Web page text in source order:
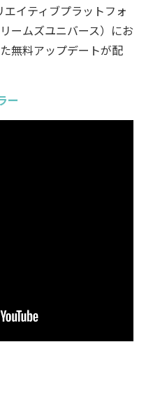
イティブプラットフォ
ームズユニバース）にお
無料アップデートが配
ー